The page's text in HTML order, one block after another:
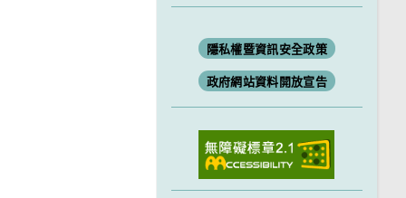
隱私權暨資訊安全政策
政府網站資料開放宣告